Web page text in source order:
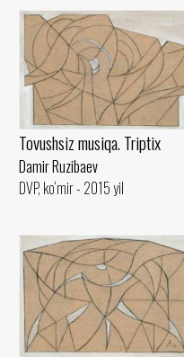
Tovushsiz musiqa. Triptix
Damir Ruzibaev
DVP, ko‘mir - 2015 yil